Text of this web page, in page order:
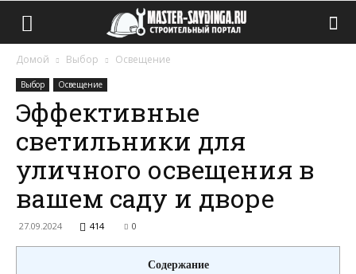
Домой Выбор Освещение
Выбор Освещение
Эффективные
светильники для
уличного освещения в
вашем саду и дворе
27.09.2024 414 0
Содержание